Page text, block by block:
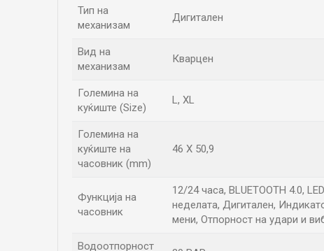
Тип на
механизам
Дигитален
Вид на
механизам
Кварцен
Големина на
куќиште (Size)
L, XL
Големина на
куќиште на
часовник (mm)
46 X 50,9
Функција на
часовник
12/24 часа, BLUETOOTH 4.0,
неделата, Дигитален,
мени, Отпорност на удари и
Водоотпорност